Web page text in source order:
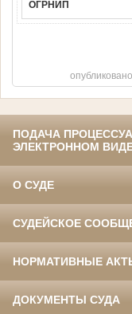
ОГРНИП
ПОДАЧА
ЭЛЕКТРОННОМ
О СУДЕ
СУДЕЙСКОЕ
НОРМАТИВНЫЕ
ДОКУМЕНТЫ СУДА